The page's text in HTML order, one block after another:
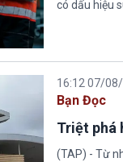
có dấu hiệu
16:12 07/
Bạn Đọc
Triệt phá
(TAP) - Từ